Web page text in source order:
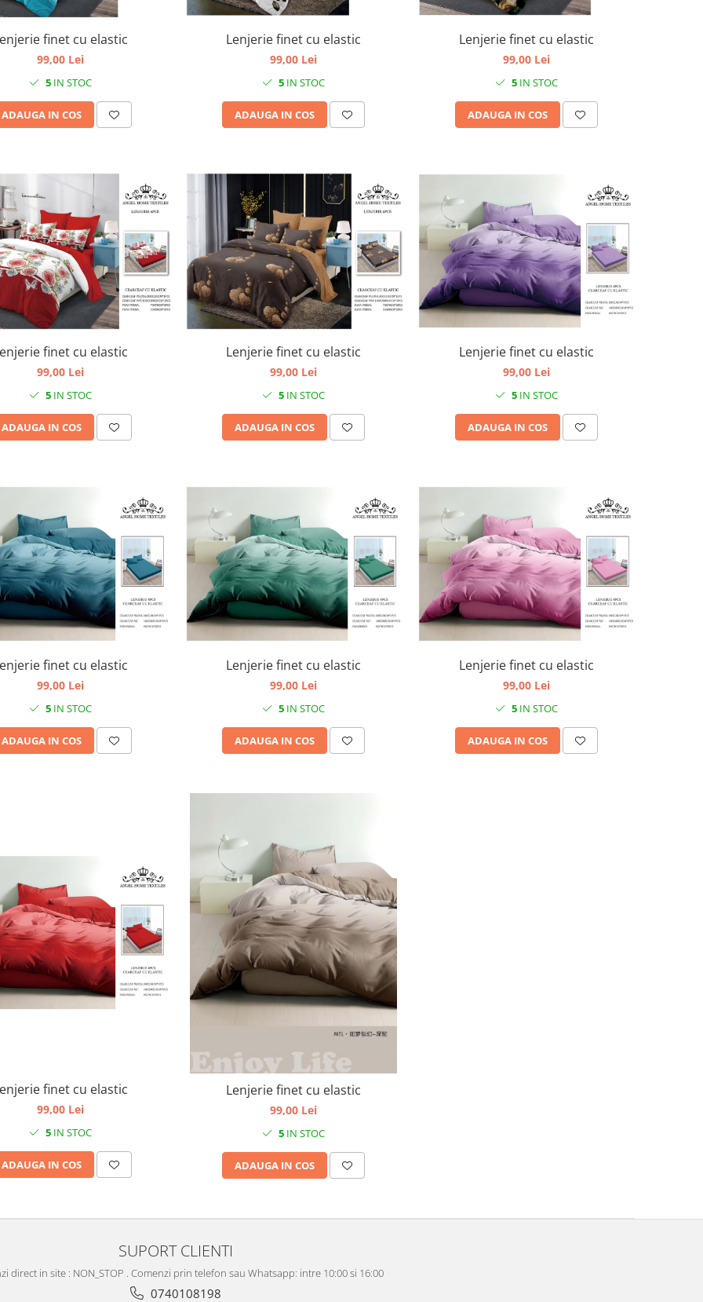
finet cu elastic
99,00 Lei
5 IN STOC
ADAUGA IN COS
Lenjerie finet cu elastic
99,00 Lei
5IN STOC
ADAUGA IN COS
Lenjerie finet cu elastic
99,00 Lei
5IN STOC
ADAUGA IN COS
finet cu elastic
99,00 Lei
5 IN STOC
ADAUGA IN COS
Lenjerie finet cu elastic
99,00 Lei
5IN STOC
ADAUGA IN COS
Lenjerie finet cu elastic
99,00 Lei
5IN STOC
ADAUGA IN COS
finet cu elastic
99,00 Lei
5 IN STOC
ADAUGA IN COS
Lenjerie finet cu elastic
99,00 Lei
5IN STOC
ADAUGA IN COS
Lenjerie finet cu elastic
99,00 Lei
5IN STOC
ADAUGA IN COS
finet cu elastic
99,00 Lei
5 IN STOC
ADAUGA IN COS
Lenjerie finet cu elastic
99,00 Lei
5IN STOC
ADAUGA IN COS
SUPORT CLIENTI
direct in site : NON_STOP . Comenzi prin telefon sau Whatsapp: intre 10:00 si 16:00
0740108198